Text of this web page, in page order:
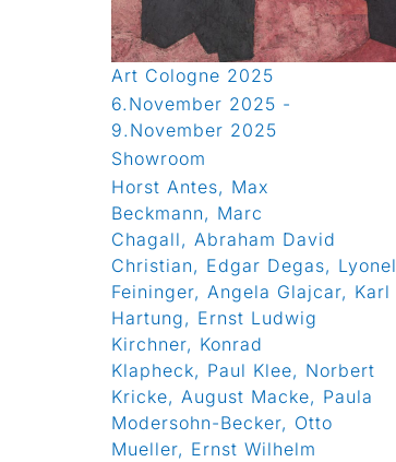
Art Cologne 2025
6.November 2025 -
9.November 2025
Showroom
Horst Antes, Max
Beckmann, Marc
Chagall, Abraham David
Christian, Edgar Degas, Lyonel
Feininger, Angela Glajcar, Karl
Hartung, Ernst Ludwig
Kirchner, Konrad
Klapheck, Paul Klee, Norbert
Kricke, August Macke, Paula
Modersohn-Becker, Otto
Mueller, Ernst Wilhelm